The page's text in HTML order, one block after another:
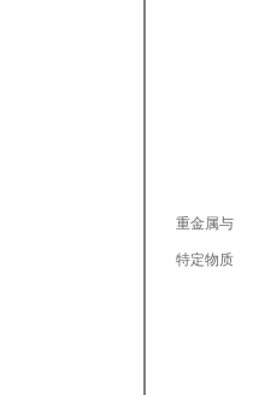
重金属与
特定物质